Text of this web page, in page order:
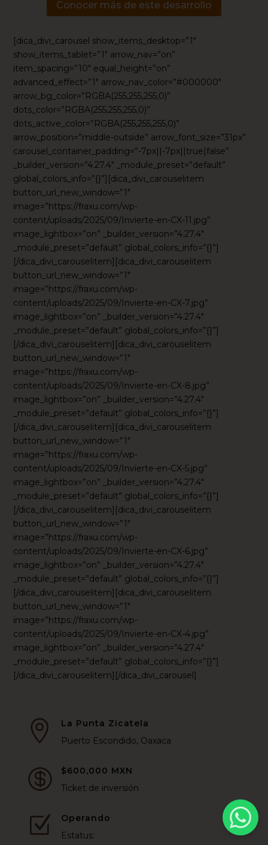
Conocer más de este desarrollo
[dica_divi_carousel show_items_desktop=”1″
show_items_tablet=”1″ arrow_nav=”on”
item_spacing=”10″ equal_height=”on”
advanced_effect=”1″ arrow_nav_color=”#000000″
arrow_bg_color=”RGBA(255,255,255,0)”
dots_color=”RGBA(255,255,255,0)”
dots_active_color=”RGBA(255,255,255,0)”
arrow_position=”middle-outside” arrow_font_size=”31px”
carousel_container_padding=”-7px||-7px||true|false”
_builder_version=”4.27.4″ _module_preset=”default”
global_colors_info=”{}”][dica_divi_carouselitem
button_url_new_window=”1″
image=”https://fraxu.com/wp-
content/uploads/2025/09/Invierte-en-CX-11.jpg”
image_lightbox=”on” _builder_version=”4.27.4″
_module_preset=”default” global_colors_info=”{}”]
[/dica_divi_carouselitem][dica_divi_carouselitem
button_url_new_window=”1″
image=”https://fraxu.com/wp-
content/uploads/2025/09/Invierte-en-CX-7.jpg”
image_lightbox=”on” _builder_version=”4.27.4″
_module_preset=”default” global_colors_info=”{}”]
[/dica_divi_carouselitem][dica_divi_carouselitem
button_url_new_window=”1″
image=”https://fraxu.com/wp-
content/uploads/2025/09/Invierte-en-CX-8.jpg”
image_lightbox=”on” _builder_version=”4.27.4″
_module_preset=”default” global_colors_info=”{}”]
[/dica_divi_carouselitem][dica_divi_carouselitem
button_url_new_window=”1″
image=”https://fraxu.com/wp-
content/uploads/2025/09/Invierte-en-CX-5.jpg”
image_lightbox=”on” _builder_version=”4.27.4″
_module_preset=”default” global_colors_info=”{}”]
[/dica_divi_carouselitem][dica_divi_carouselitem
button_url_new_window=”1″
image=”https://fraxu.com/wp-
content/uploads/2025/09/Invierte-en-CX-6.jpg”
image_lightbox=”on” _builder_version=”4.27.4″
_module_preset=”default” global_colors_info=”{}”]
[/dica_divi_carouselitem][dica_divi_carouselitem
button_url_new_window=”1″
image=”https://fraxu.com/wp-
content/uploads/2025/09/Invierte-en-CX-4.jpg”
image_lightbox=”on” _builder_version=”4.27.4″
_module_preset=”default” global_colors_info=”{}”]
[/dica_divi_carouselitem][/dica_divi_carousel]

La Punta Zicatela
Puerto Escondido, Oaxaca

$600,000 MXN
Ticket de inversión
Z
Operando
Estatus: